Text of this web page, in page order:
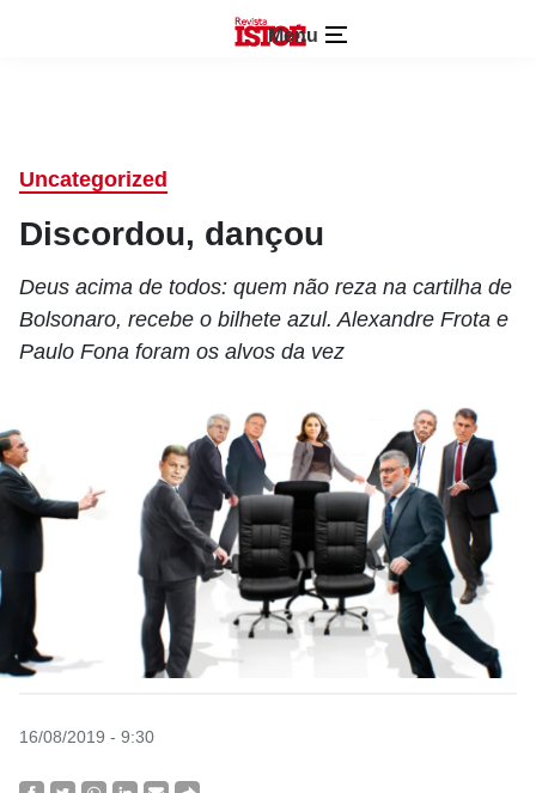
Menu
Uncategorized
Discordou, dançou
Deus acima de todos: quem não reza na cartilha de
Bolsonaro, recebe o bilhete azul. Alexandre Frota e
Paulo Fona foram os alvos da vez
16/08/2019 - 9:30